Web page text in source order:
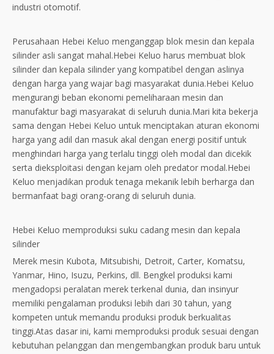
industri otomotif.
Perusahaan Hebei Keluo menganggap blok mesin dan kepala
silinder asli sangat mahal.Hebei Keluo harus membuat blok
silinder dan kepala silinder yang kompatibel dengan aslinya
dengan harga yang wajar bagi masyarakat dunia.Hebei Keluo
mengurangi beban ekonomi pemeliharaan mesin dan
manufaktur bagi masyarakat di seluruh dunia.Mari kita bekerja
sama dengan Hebei Keluo untuk menciptakan aturan ekonomi
harga yang adil dan masuk akal dengan energi positif untuk
menghindari harga yang terlalu tinggi oleh modal dan dicekik
serta dieksploitasi dengan kejam oleh predator modal.Hebei
Keluo menjadikan produk tenaga mekanik lebih berharga dan
bermanfaat bagi orang-orang di seluruh dunia.
Hebei Keluo memproduksi suku cadang mesin dan kepala
silinder
Merek mesin Kubota, Mitsubishi, Detroit, Carter, Komatsu,
Yanmar, Hino, Isuzu, Perkins, dll. Bengkel produksi kami
mengadopsi peralatan merek terkenal dunia, dan insinyur
memiliki pengalaman produksi lebih dari 30 tahun, yang
kompeten untuk memandu produksi produk berkualitas
tinggi.Atas dasar ini, kami memproduksi produk sesuai dengan
kebutuhan pelanggan dan mengembangkan produk baru untuk